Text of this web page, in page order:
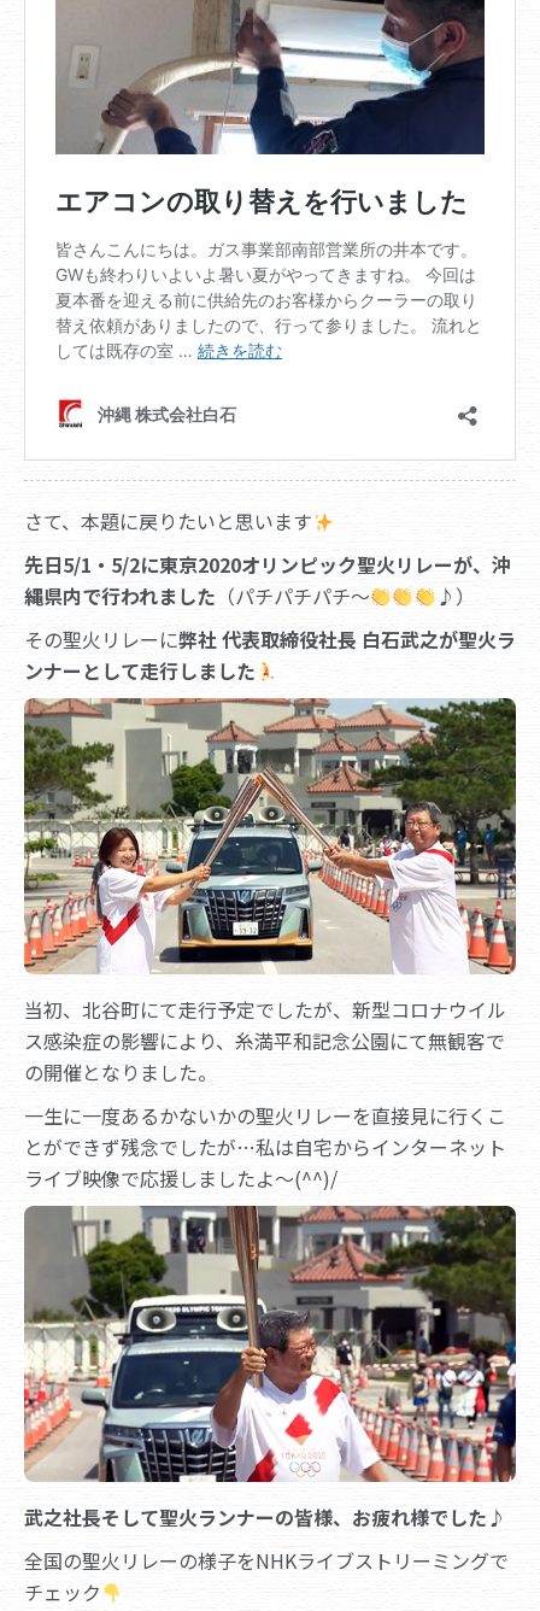
さて、本題に戻りたいと思います
先日5/1・5/2に東京2020オリンピック聖火リレーが、沖
縄県内で行われました （パチパチパチ～
♪）
その聖火リレーに弊社 代表取締役社長 白石武之が聖火ラ
ンナーとして走行しました
当初、北谷町にて走行予定でしたが、新型コロナウイル
ス感染症の影響により、糸満平和記念公園にて無観客で
の開催となりました。
一生に一度あるかないかの聖火リレーを直接見に行くこ
とができず残念でしたが…私は自宅からインターネット
ライブ映像で応援しましたよ～(^^)/
武之社長そして聖火ランナーの皆様、お疲れ様でした♪
全国の聖火リレーの様子をNHKライブストリーミングで
チェック